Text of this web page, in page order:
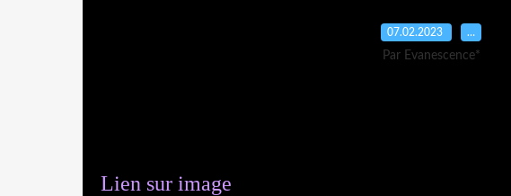
07.02.2023 …
Par Evanescence*
Lien sur image